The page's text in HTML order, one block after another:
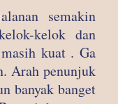
semakin
kelok dan
kuat . Ga
Arah penunjuk
banyak banget